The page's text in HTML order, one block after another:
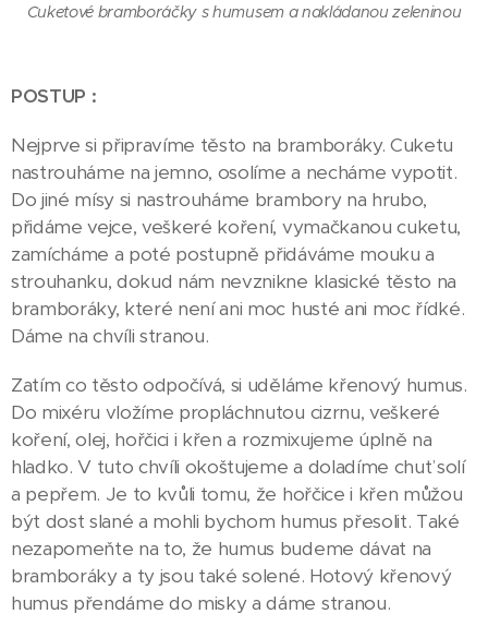
Cuketové bramboráčky s humusem a nakládanou zeleninou
POSTUP :
Nejprve si připravíme těsto na bramboráky. Cuketu
nastrouháme na jemno, osolíme a necháme vypotit.
Do jiné mísy si nastrouháme brambory na hrubo,
přidáme vejce, veškeré koření, vymačkanou cuketu,
zamícháme a poté postupně přidáváme mouku a
strouhanku, dokud nám nevznikne klasické těsto na
bramboráky, které není ani moc husté ani moc řídké.
Dáme na chvíli stranou.
Zatím co těsto odpočívá, si uděláme křenový humus.
Do mixéru vložíme propláchnutou cizrnu, veškeré
koření, olej, hořčici i křen a rozmixujeme úplně na
hladko. V tuto chvíli okoštujeme a doladíme chuť solí
a pepřem. Je to kvůli tomu, že hořčice i křen můžou
být dost slané a mohli bychom humus přesolit. Také
nezapomeňte na to, že humus budeme dávat na
bramboráky a ty jsou také solené. Hotový křenový
humus přendáme do misky a dáme stranou.